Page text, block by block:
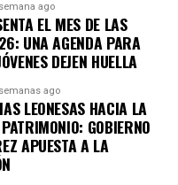
ago
EL MES DE LAS
UNA AGENDA PARA
DEJEN HUELLA
ago
LEONESAS HACIA LA
GOBIERNO
APUESTA A LA